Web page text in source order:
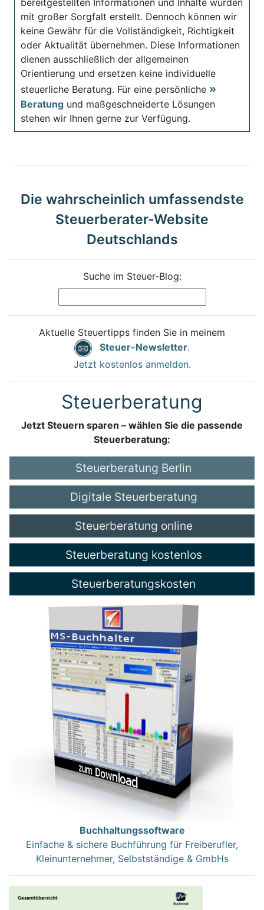
mit großer Sorgfalt erstellt. Dennoch können wir
keine Gewähr für die Vollständigkeit, Richtigkeit
oder Aktualität übernehmen. Diese Informationen
dienen ausschließlich der allgemeinen
Orientierung und ersetzen keine individuelle
steuerliche Beratung. Für eine persönliche
Beratung und maßgeschneiderte Lösungen
stehen wir Ihnen gerne zur Verfügung.
Die wahrscheinlich umfassendste
Steuerberater-Website
Deutschlands
Suche im Steuer-Blog:
Aktuelle Steuertipps finden Sie in meinem
Steuer-Newsletter.
Jetzt kostenlos anmelden.
Steuerberatung
Jetzt Steuern sparen – wählen Sie die passende
Steuerberatung:
Steuerberatung Berlin
Digitale Steuerberatung
Steuerberatung online
Steuerberatung kostenlos
Steuerberatungskosten
Buchhaltungssoftware
Einfache & sichere Buchführung für Freiberufler,
Kleinunternehmer, Selbstständige & GmbHs